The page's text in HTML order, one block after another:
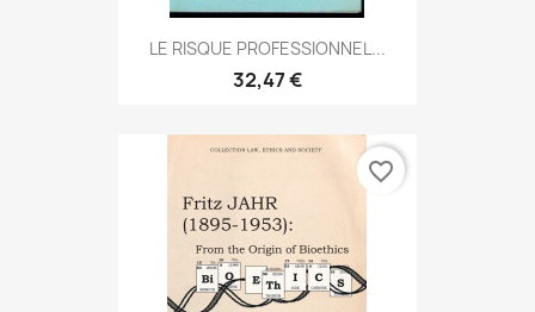
LE RISQUE PROFESSIONNEL...
32,47 €
favorite_border